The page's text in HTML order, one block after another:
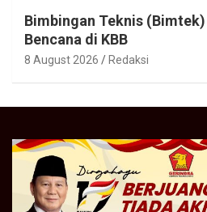
Bimbingan Teknis
Bencana di KBB
8 August 2026 Redaksi